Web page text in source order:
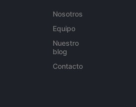
Nosotros
Equipo
Nuestro
blog
Contacto